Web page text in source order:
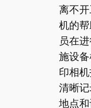
离不
机的
员在
施设
印相
清晰记
地点